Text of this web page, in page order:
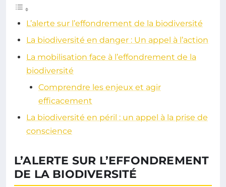
L’alerte sur l’effondrement de la biodiversité
La biodiversité en danger : Un appel à l’action
La mobilisation face à l’effondrement de la
biodiversité
Comprendre les enjeux et agir
efficacement
La biodiversité en péril : un appel à la prise de
conscience
L’ALERTE SUR L’EFFONDREMENT
DE LA BIODIVERSITÉ